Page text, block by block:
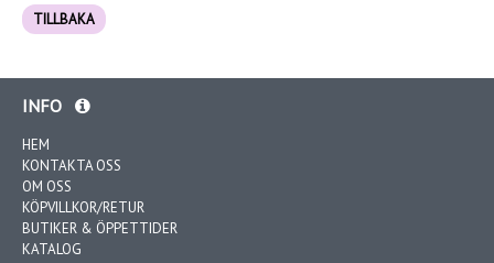
TILLBAKA
INFO
HEM
KONTAKTA OSS
OM OSS
KÖPVILLKOR/RETUR
BUTIKER & ÖPPETTIDER
KATALOG